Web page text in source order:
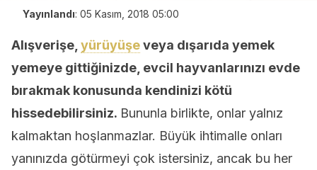
Yayınlandı: 05 Kasım, 2018 05:00
Alışverişe, yürüyüşeveya dışarıda yemek
yemeye gittiğinizde, evcil hayvanlarınızı evde
bırakmak konusunda kendinizi kötü
hissedebilirsiniz. Bununla birlikte, onlar yalnız
kalmaktan hoşlanmazlar. Büyük ihtimalle onları
yanınızda götürmeyi çok istersiniz, ancak bu her